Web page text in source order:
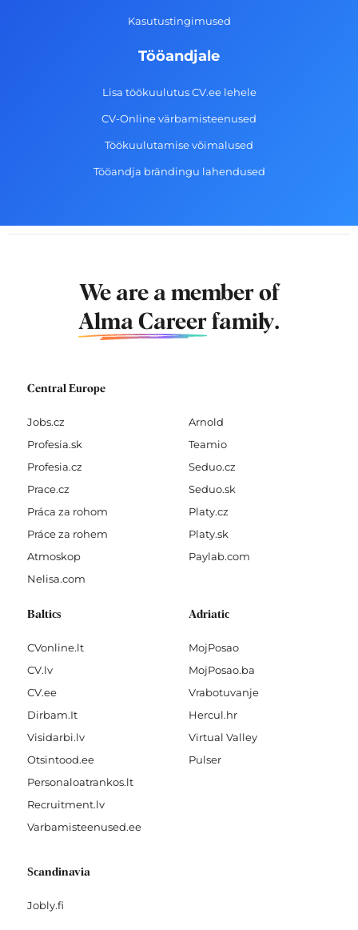
Kasutustingimused
Tööandjale
Lisa töökuulutus CV.ee lehele
CV-Online värbamisteenused
Töökuulutamise võimalused
Tööandja brändingu lahendused
We are a member of
Alma Career family.
Central Europe
Jobs.cz
Profesia.sk
Profesia.cz
Prace.cz
Práca za rohom
Práce za rohem
Atmoskop
Nelisa.com
Arnold
Teamio
Seduo.cz
Seduo.sk
Platy.cz
Platy.sk
Paylab.com
Baltics
CVonline.lt
CV.lv
CV.ee
Dirbam.It
Visidarbi.lv
Otsintood.ee
Personaloatrankos.lt
Recruitment.lv
Varbamisteenused.ee
Adriatic
MojPosao
MojPosao.ba
Vrabotuvanje
Hercul.hr
Virtual Valley
Pulser
Scandinavia
Jobly.fi